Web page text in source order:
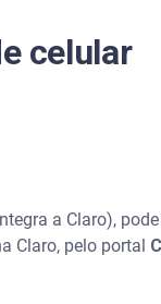
celular
a Claro),
Claro, pelo portal